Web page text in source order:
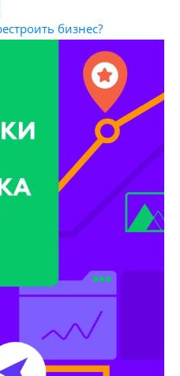
бизнес?